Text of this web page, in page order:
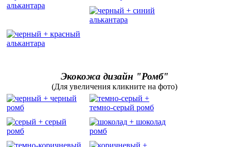
Экокожа дизайн "Ромб"
(Для увеличения кликните на фото)